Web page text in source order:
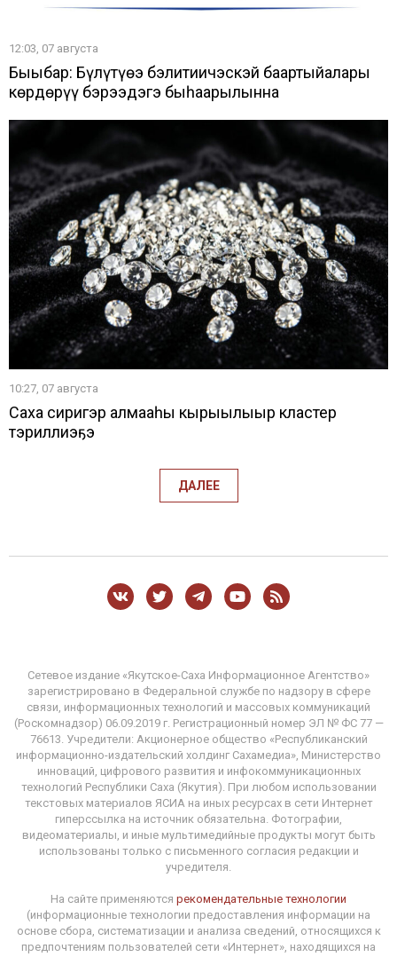
12:03, 07 августа
Быыбар: Бүлүтүөҥҥэ бэлитиичэскэй баартыйалары
көрдөрүү бэрээдэгэ быһаарылынна
10:27, 07 августа
Саха сиригэр алмааһы кырыылыыр кластер
тэриллиэҕэ
ДАЛЕЕ
Сетевое издание «Якутское-Саха Информационное Агентство»
зарегистрировано в Федеральной службе по надзору в сфере
связи, информационных технологий и массовых коммуникаций
(Роскомнадзор) 06.09.2019 г. Регистрационный номер ЭЛ № ФС 77 —
76613. Учредители: Акционерное общество «Республиканский
информационно-издательский холдинг Сахамедиа», Министерство
инноваций, цифрового развития и инфокоммуникационных
технологий Республики Саха (Якутия). При любом использовании
текстовых материалов ЯСИА на иных ресурсах в сети Интернет
гиперссылка на источник обязательна. Фотографии,
видеоматериалы, и иные мультимедийные продукты могут быть
использованы только с письменного согласия редакции и
учредителя.
На сайте применяются рекомендательные технологии
(информационные технологии предоставления информации на
основе сбора, систематизации и анализа сведений, относящихся к
предпочтениям пользователей сети «Интернет», находящихся на